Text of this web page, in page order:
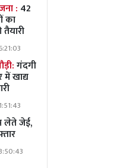
: 42
का
गंदगी
खाद्य
लेते जेई,